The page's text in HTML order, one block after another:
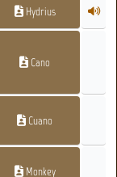
Hydrius
Cano
Cuano
Monkey